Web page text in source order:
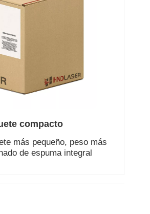
compacto
más pequeño, peso más
de espuma integral